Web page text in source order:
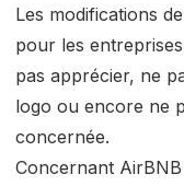
Les modifications
pour les
pas apprécier, ne
logo ou encore ne
concernée.
Concernant